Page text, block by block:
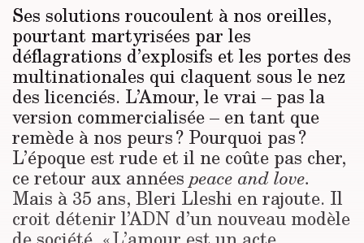
Ses solutions roucoulent à nos oreil­les,
pourtant martyrisées par les
déflagrations d’explosifs et les portes des
multinationales qui claquent sous le nez
des licenciés. L’Amour, le vrai – pas la
version commercialisée – en tant que
remède à nos peurs ? Pourquoi pas ?
L’épo­que est rude et il ne coûte pas cher,
ce retour aux années peace and love.
Mais à 35 ans, Bleri Lleshi en rajoute. Il
croit détenir l’ADN d’un nouveau modèle